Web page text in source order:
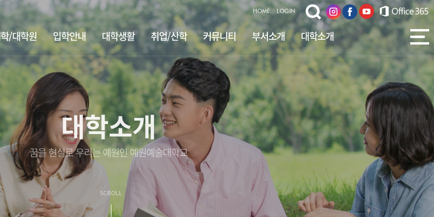
HOME. LOGIN
/대학원 입학안내 대학생활 취업/산학 커뮤니티 부서소개 대학소개
대학소개
꿈을 현실로 우리는 예원인 예원예술대학교
SCROLL